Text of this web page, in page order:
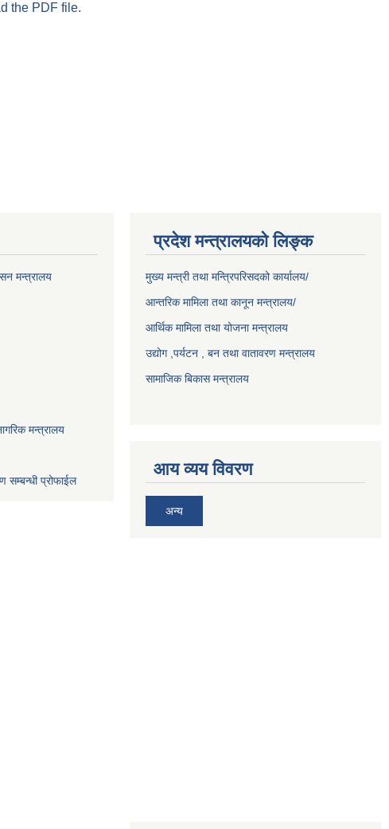
the PDF file.
मन्त्रालय
मन्त्रालय
सम्बन्धी प्रोफाईल
प्रदेश मन्त्रालयको लिङ्क
मुख्य मन्त्री तथा मन्त्रिपरिसदको कार्यालय/
आन्तरिक मामिला तथा कानून मन्त्रालय/
आर्थिक मामिला तथा योजना मन्त्रालय
उद्योग ,पर्यटन , बन तथा वातावरण मन्त्रालय
सामाजिक बिकास मन्त्रालय
आय व्यय विवरण
अन्य